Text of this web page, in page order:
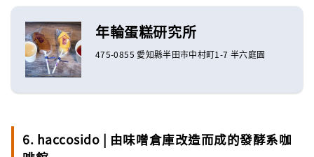
年輪蛋糕研究所
475-0855 愛知縣半田市中村町1-7 半六庭園
6. haccosido | 由味噌倉庫改造而成的發酵系咖